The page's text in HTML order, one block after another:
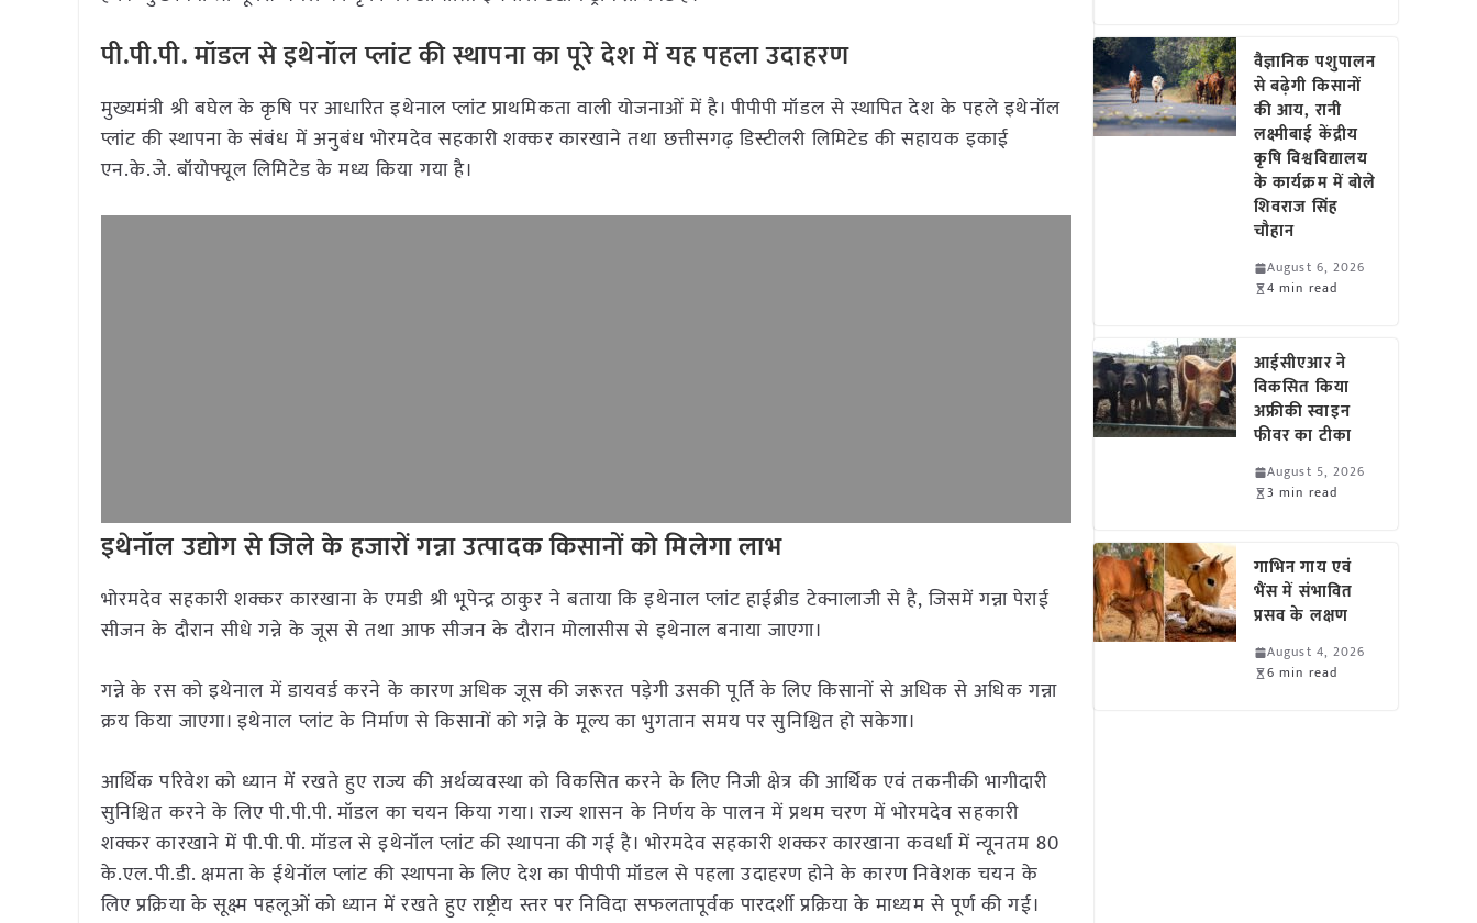
पी.पी.पी. मॉडल से इथेनॉल प्लांट की स्थापना का पूरे देश में यह पहला उदाहरण
मुख्यमंत्री श्री बघेल के कृषि पर आधारित इथेनाल प्लांट प्राथमिकता वाली योजनाओं में है। पीपीपी मॉडल से स्थापित देश के पहले इथेनॉल
प्लांट की स्थापना के संबंध में अनुबंध भोरमदेव सहकारी शक्कर कारखाने तथा छत्तीसगढ़ डिस्टीलरी लिमिटेड की सहायक इकाई
एन.के.जे. बॉयोफ्यूल लिमिटेड के मध्य किया गया है।
इथेनॉल उद्योग से जिले के हजारों गन्ना उत्पादक किसानों को मिलेगा लाभ
भोरमदेव सहकारी शक्कर कारखाना के एमडी श्री भूपेन्द्र ठाकुर ने बताया कि इथेनाल प्लांट हाईब्रीड टेक्नालाजी से है, जिसमें गन्ना पेराई
सीजन के दौरान सीधे गन्ने के जूस से तथा आफ सीजन के दौरान मोलासीस से इथेनाल बनाया जाएगा।
गन्ने के रस को इथेनाल में डायवर्ड करने के कारण अधिक जूस की जरूरत पडे़गी उसकी पूर्ति के लिए किसानों से अधिक से अधिक गन्ना
क्रय किया जाएगा। इथेनाल प्लांट के निर्माण से किसानों को गन्ने के मूल्य का भुगतान समय पर सुनिश्चित हो सकेगा।
आर्थिक परिवेश को ध्यान में रखते हुए राज्य की अर्थव्यवस्था को विकसित करने के लिए निजी क्षेत्र की आर्थिक एवं तकनीकी भागीदारी
सुनिश्चित करने के लिए पी.पी.पी. मॉडल का चयन किया गया। राज्य शासन के निर्णय के पालन में प्रथम चरण में भोरमदेव सहकारी
शक्कर कारखाने में पी.पी.पी. मॉडल से इथेनॉल प्लांट की स्थापना की गई है। भोरमदेव सहकारी शक्कर कारखाना कवर्धा में न्यूनतम 80
के.एल.पी.डी. क्षमता के ईथेनॉल प्लांट की स्थापना के लिए देश का पीपीपी मॉडल से पहला उदाहरण होने के कारण निवेशक चयन के
लिए प्रक्रिया के सूक्ष्म पहलूओं को ध्यान में रखते हुए राष्ट्रीय स्तर पर निविदा सफलतापूर्वक पारदर्शी प्रक्रिया के माध्यम से पूर्ण की गई।
वैज्ञानिक पशुपालन
से बढ़ेगी किसानों
की आय, रानी
लक्ष्मीबाई केंद्रीय
कृषि विश्वविद्यालय
के कार्यक्रम में बोले
शिवराज सिंह
चौहान
August 6, 2026
4 min read
आईसीएआर ने
विकसित किया
अफ्रीकी स्वाइन
फीवर का टीका
August 5, 2026
3 min read
गाभिन गाय एवं
भैंस में संभावित
प्रसव के लक्षण
August 4, 2026
6 min read